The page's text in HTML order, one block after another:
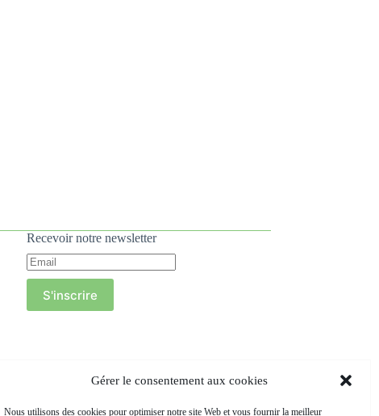
Gérer le consentement aux cookies
Nous utilisons des cookies pour optimiser notre site Web et vous fournir la meilleur
Recevoir notre newsletter
S'inscrire